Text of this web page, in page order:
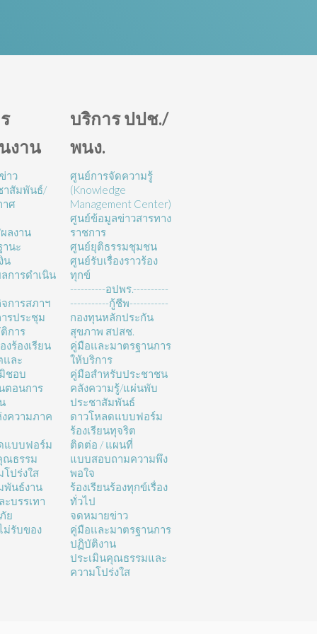
งาน
าว
าสัมพันธ์/
าศ
ลงาน
านะ
น
การดำเนิน
การสภาฯ
รประชุม
การ
งร้องเรียน
และ
ชอบ
ตอนการ
งความภาค
แบบฟอร์ม
ณธรรม
ปร่งใส
พันธ์งาน
บรรเทา
ย
ม่รับของ
บริการ ปปช./
พนง.
ศูนย์การจัดความรู้
(Knowledge
Management Center)
ศูนย์ข้อมูลข่าวสารทาง
ราชการ
ศูนย์ยุติธรรมชุมชน
ศูนย์รับเรื่องราวร้อง
ทุกข์
----------อปพร.----------
-----------กู้ชีพ-----------
กองทุนหลักประกัน
สุขภาพ สปสช.
คู่มือและมาตรฐานการ
ให้บริการ
คู่มือสำหรับประชาชน
คลังความรู้/แผ่นพับ
ประชาสัมพันธ์
ดาวโหลดแบบฟอร์ม
ร้องเรียนทุจริต
ติดต่อ / แผนที่
แบบสอบถามความพึง
พอใจ
ร้องเรียนร้องทุกข์เรื่อง
ทั่วไป
จดหมายข่าว
คู่มือและมาตรฐานการ
ปฏิบัติงาน
ประเมินคุณธรรมและ
ความโปร่งใส